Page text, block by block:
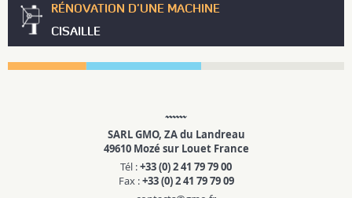
RÉNOVATION D'UNE MACHINE
CISAILLE
SARL GMO, ZA du Landreau
49610 Mozé sur Louet France
Tél :+33 (0) 2 41 79 79 00
Fax :+33 (0) 2 41 79 79 09